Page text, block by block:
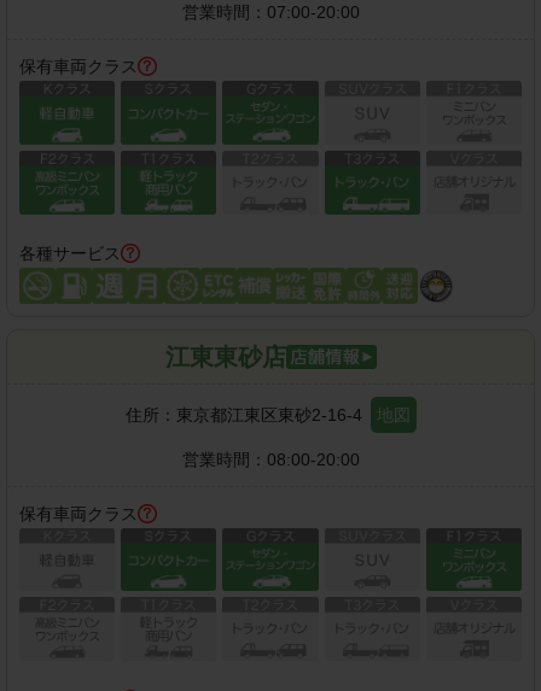
営業時間： 07:00-20:00
保有車両クラス
各種サービス
江東東砂店
住所： 東京都江東区東砂2-16-4 地図
営業時間： 08:00-20:00
保有車両クラス